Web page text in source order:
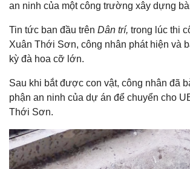
an ninh của một công trường xây dựng
Tin tức ban đầu trên Dân trí, trong lúc thi
Xuân Thới Sơn, công nhân phát hiện và
kỳ đà hoa cỡ lớn.
Sau khi bắt được con vật, công nhân đã
phận an ninh của dự án để chuyển cho
Thới Sơn.